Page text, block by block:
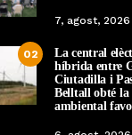
7, agost, 2026
02
La central
híbrida entre
Ciutadilla i
Belltall obté la
ambiental
La botiga L’K de
converteix en
referència de